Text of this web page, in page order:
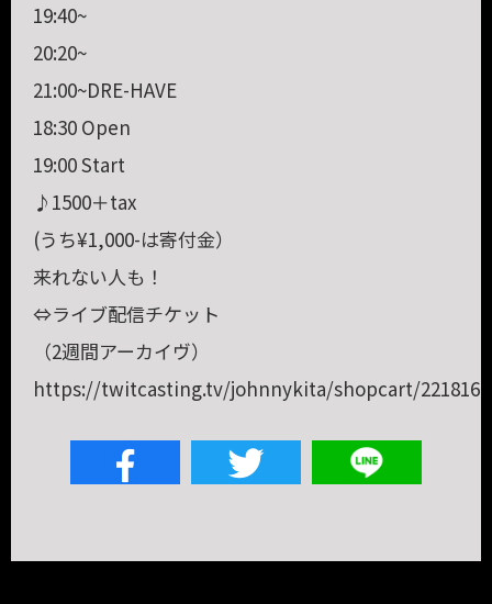
19:40~
20:20~
21:00~DRE-HAVE
18:30 Open
19:00 Start
♪1500＋tax
(うち¥1,000-は寄付金）
来れない人も！
⇔ライブ配信チケット
（2週間アーカイヴ）
https://twitcasting.tv/johnnykita/shopcart/221816